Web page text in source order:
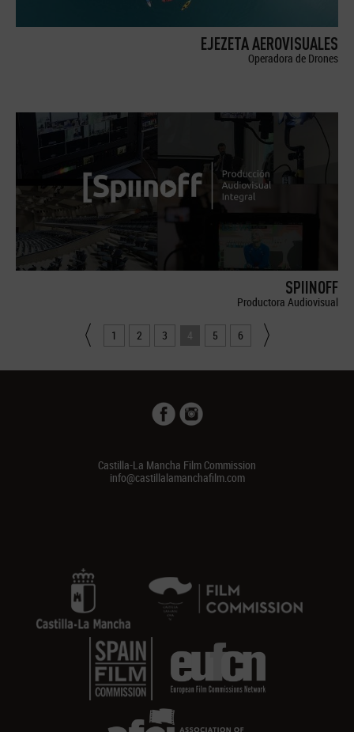
EJEZETA AEROVISUALES
Operadora de Drones
SPIINOFF
Productora Audiovisual
1 2 3 4 5 6
Castilla-La Mancha Film Commission
info@castillalamanchafilm.com